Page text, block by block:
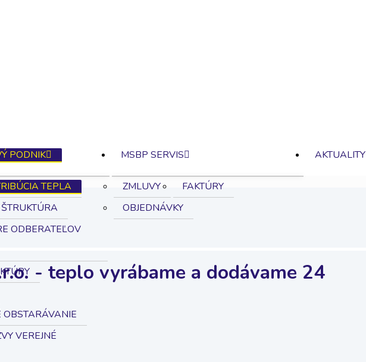
PODNIK
TEPLA
ODBERATEĽOV
OBSTARÁVANIE
VEREJNÉ
MSBP SERVIS
ZMLUVY
FAKTÚRY
OBJEDNÁVKY
AKTUALITY
- teplo vyrábame a dodávame 24